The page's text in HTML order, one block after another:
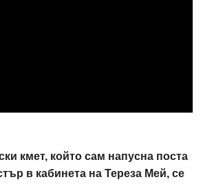
кмет, който сам напусна поста
в кабинета на Тереза Мей, се